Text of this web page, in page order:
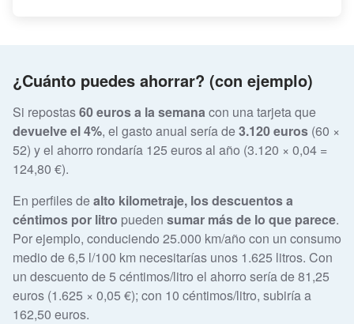
¿Cuánto puedes ahorrar? (con ejemplo)
Si repostas60 euros a la semana con una tarjeta que
devuelve el 4%, el gasto anual sería de3.120 euros (60 ×
52) y el ahorro rondaría 125 euros al año (3.120 × 0,04 =
124,80 €).
En perfiles dealto kilometraje, los descuentos a
céntimos por litro pueden sumar más de lo que parece.
Por ejemplo, conduciendo 25.000 km/año con un consumo
medio de 6,5 l/100 km necesitarías unos 1.625 litros. Con
un descuento de 5 céntimos/litro el ahorro sería de 81,25
euros (1.625 × 0,05 €); con 10 céntimos/litro, subiría a
162,50 euros.